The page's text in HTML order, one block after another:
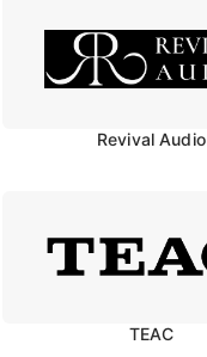
Revival Audio
TEAC